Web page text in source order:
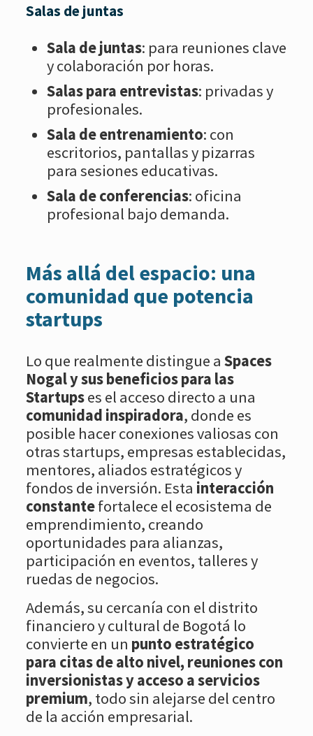
Salas de juntas
Sala de juntas: para reuniones clave
y colaboración por horas.
Salas para entrevistas: privadas y
profesionales.
Sala de entrenamiento: con
escritorios, pantallas y pizarras
para sesiones educativas.
Sala de conferencias: oficina
profesional bajo demanda.
Más allá del espacio: una
comunidad que potencia
startups
Lo que realmente distingue a Spaces
Nogal y sus beneficios para las
Startupses el acceso directo a una
comunidad inspiradora, donde es
posible hacer conexiones valiosas con
otras startups, empresas establecidas,
mentores, aliados estratégicos y
fondos de inversión. Esta interacción
constantefortalece el ecosistema de
emprendimiento, creando
oportunidades para alianzas,
participación en eventos, talleres y
ruedas de negocios.
Además, su cercanía con el distrito
financiero y cultural de Bogotá lo
convierte en un punto estratégico
para citas de alto nivel, reuniones con
inversionistas y acceso a servicios
premium, todo sin alejarse del centro
de la acción empresarial.